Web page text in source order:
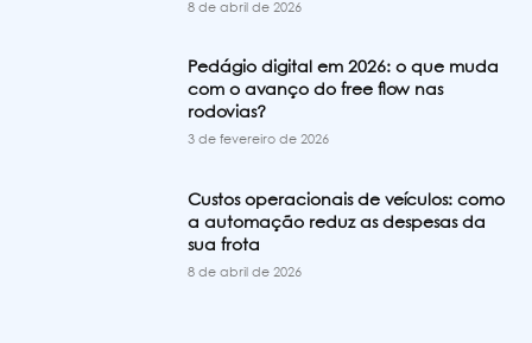
8 de abril de 2026
Pedágio digital em 2026: o que muda
com o avanço do free flow nas
rodovias?
3 de fevereiro de 2026
Custos operacionais de veículos: como
a automação reduz as despesas da
sua frota
8 de abril de 2026